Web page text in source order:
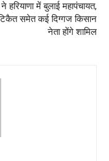
में बुलाई महापंचायत,
समेत कई दिग्गज किसान
नेता होंगे शामिल